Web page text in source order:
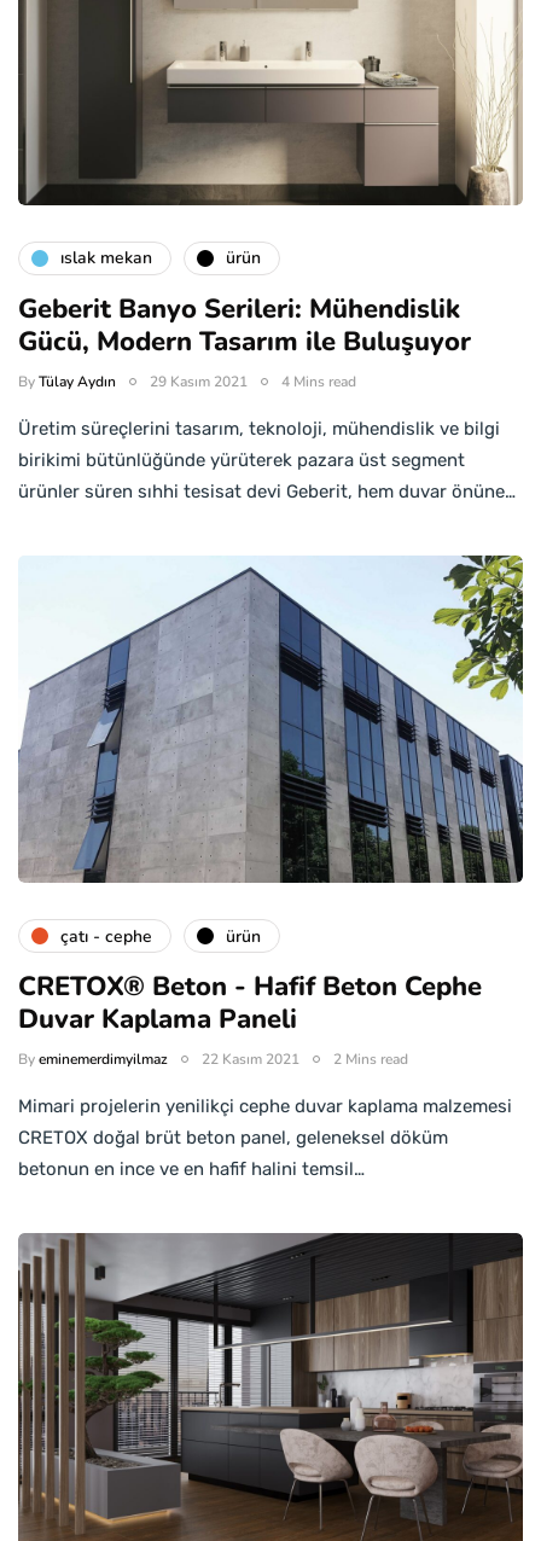
islak mekan ürün
Geberit Banyo Serileri: Mühendislik
Gücü, Modern Tasarım ile Buluşuyor
ByTülay Aydın 29 Kasım 2021 4 Mins read
Üretim süreçlerini tasarım, teknoloji, mühendislik ve bilgi
birikimi bütünlüğünde yürüterek pazara üst segment
ürünler süren sıhhi tesisat devi Geberit, hem duvar önüne…
çatı - cephe ürün
CRETOX® Beton - Hafif Beton Cephe
Duvar Kaplama Paneli
Byeminemerdimyilmaz 22 Kasım 2021 2 Mins read
Mimari projelerin yenilikçi cephe duvar kaplama malzemesi
CRETOX doğal brüt beton panel, geleneksel döküm
betonun en ince ve en hafif halini temsil…